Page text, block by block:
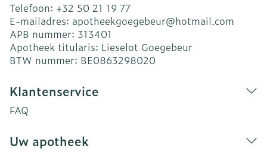
Telefoon: +32 50 21 19 77
E-mailadres: apotheekgoegebeur@hotmail.com
APB nummer: 313401
Apotheek titularis: Lieselot Goegebeur
BTW nummer: BE0863298020
Klantenservice
FAQ
Uw apotheek